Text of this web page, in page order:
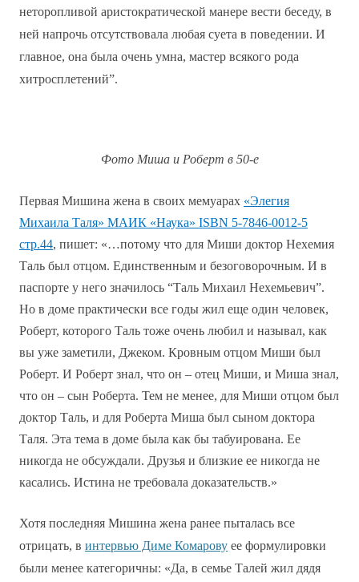
неторопливой аристократической манере вести беседу, в
ней напрочь отсутствовала любая суета в поведении. И
главное, она была очень умна, мастер всякого рода
хитросплетений”.
Фото Миша и Роберт в 50-е
Первая Мишина жена в своих мемуарах «Элегия
Михаила Таля» МАИК «Наука» ISBN 5-7846-0012-5
стр.44, пишет: «…потому что для Миши доктор Нехемия
Таль был отцом. Единственным и безоговорочным. И в
паспорте у него значилось “Таль Михаил Нехемьевич”.
Но в доме практически все годы жил еще один человек,
Роберт, которого Таль тоже очень любил и называл, как
вы уже заметили, Джеком. Кровным отцом Миши был
Роберт. И Роберт знал, что он – отец Миши, и Миша знал,
что он – сын Роберта. Тем не менее, для Миши отцом был
доктор Таль, и для Роберта Миша был сыном доктора
Таля. Эта тема в доме была как бы табуирована. Ее
никогда не обсуждали. Друзья и близкие ее никогда не
касались. Истина не требовала доказательств.»
Хотя последняя Мишина жена ранее пыталась все
отрицать, в интервью Диме Комарову ее формулировки
были менее категоричны: «Да, в семье Талей жил дядя